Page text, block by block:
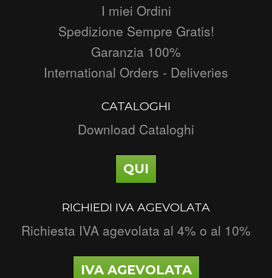
I miei Ordini
Spedizione Sempre Gratis!
Garanzia 100%
International Orders - Deliveries
CATALOGHI
Download Cataloghi
QUI
RICHIEDI IVA AGEVOLATA
Richiesta IVA agevolata al 4% o al 10%
IVA AGEVOLATA